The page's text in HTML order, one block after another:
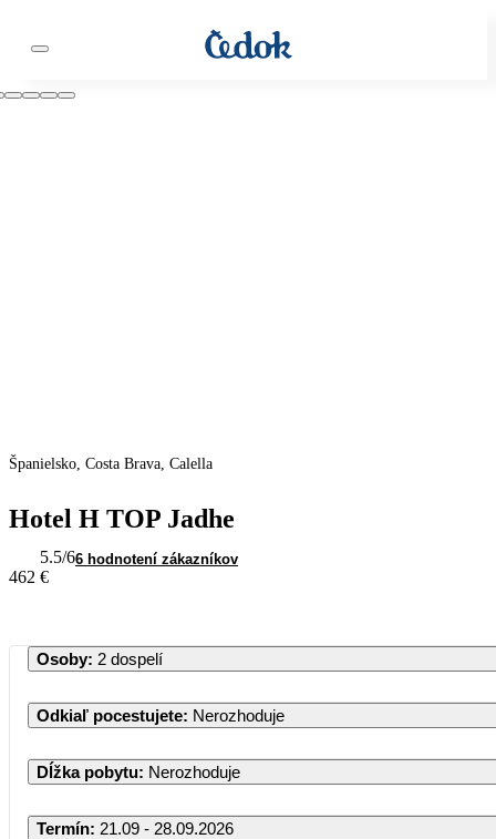
Španielsko, Costa Brava, Calella
Hotel H TOP Jadhe
5.5/66 hodnotení zákazníkov
462 €
Osoby: 2 dospelí
Odkiaľ pocestujete: Nerozhoduje
Dĺžka pobytu: Nerozhoduje
Termín: 21.09 - 28.09.2026